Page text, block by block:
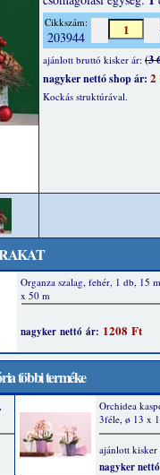
Cikkszám:
203944
ajánlott bruttó kisker ár: (3
nagyker nettó shop ár: 2
Kockás struktúrával.
többi terméke
Orchidea
3féle, ø 13 x
ajánlott kisker
nagyker